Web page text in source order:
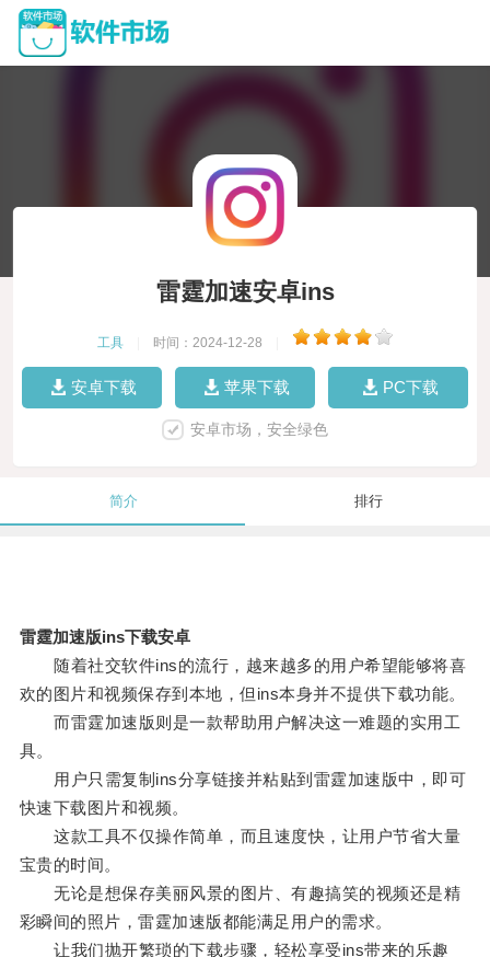
雷霆加速安卓ins
工具 时间：2024-12-28
安卓下载 苹果下载 PC下载
安卓市场，安全绿色
简介 排行
雷霆加速版ins下载安卓
随着社交软件ins的流行，越来越多的用户希望能够将喜
欢的图片和视频保存到本地，但ins本身并不提供下载功能。
而雷霆加速版则是一款帮助用户解决这一难题的实用工
具。
用户只需复制ins分享链接并粘贴到雷霆加速版中，即可
快速下载图片和视频。
这款工具不仅操作简单，而且速度快，让用户节省大量
宝贵的时间。
无论是想保存美丽风景的图片、有趣搞笑的视频还是精
彩瞬间的照片，雷霆加速版都能满足用户的需求。
让我们抛开繁琐的下载步骤，轻松享受ins带来的乐趣